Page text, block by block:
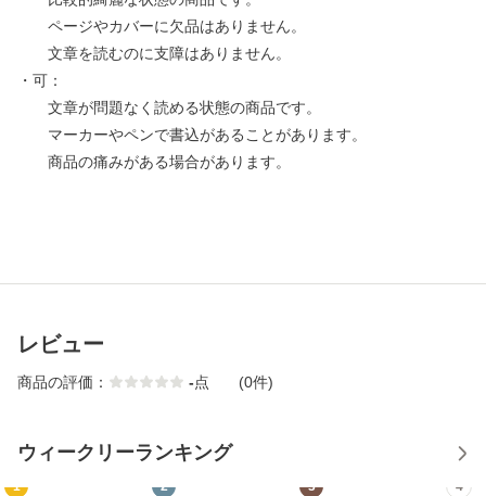
ページやカバーに欠品はありません。
文章を読むのに支障はありません。
・可：
文章が問題なく読める状態の商品です。
マーカーやペンで書込があることがあります。
商品の痛みがある場合があります。
レビュー
商品の評価： -点 (0件)
ウィークリーランキング
1 2 3 4